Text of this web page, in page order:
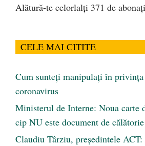
Alătură-te celorlalți 371 de
CELE MAI CITITE
Cum sunteți manipulați în privința
coronavirus
Ministerul de Interne: Noua carte
cip NU este document de călătorie
Claudiu Târziu, președintele ACT: